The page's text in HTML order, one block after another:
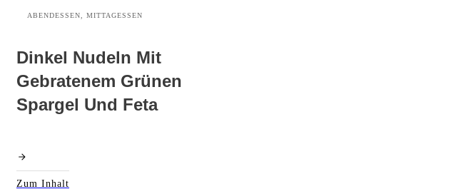
ABENDESSEN, MITTAGESSEN
Dinkel Nudeln Mit
Gebratenem Grünen
Spargel Und Feta
Zum Inhalt